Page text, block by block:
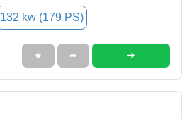
132 kw (179 PS)
★ ➦ ➜